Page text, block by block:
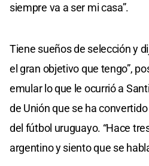
siempre va a ser mi casa”.
Tiene sueños de selección y
el gran objetivo que tengo”,
emular lo que le ocurrió a
de Unión que se ha
del fútbol uruguayo. “Hace
argentino y siento que se